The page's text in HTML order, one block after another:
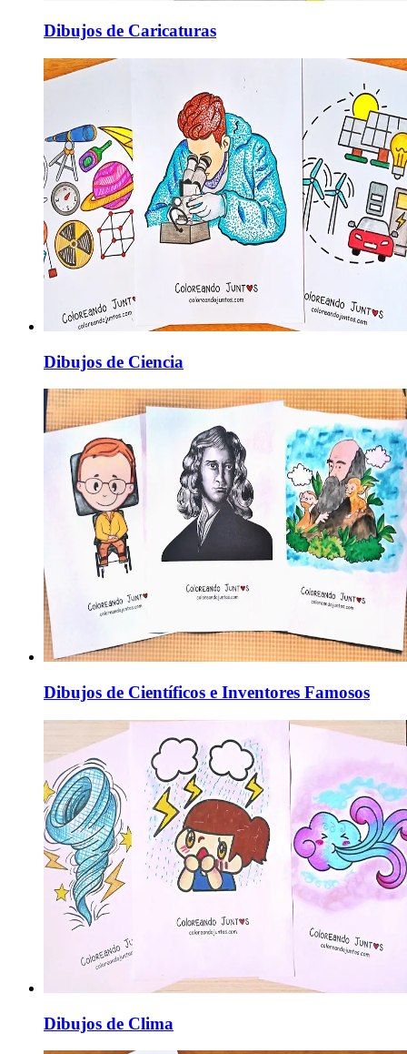
Dibujos de Caricaturas
Dibujos de Ciencia
Dibujos de Científicos e Inventores Famosos
Dibujos de Clima